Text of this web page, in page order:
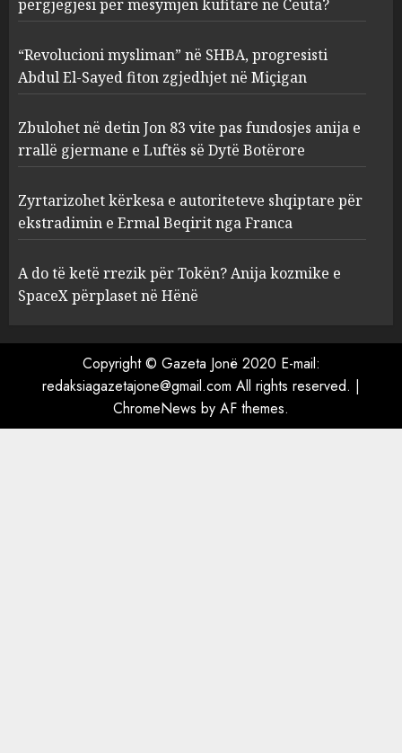
2
Miçigan
pas fundosjes anija e rrallë
gjermane e Luftës së Dytë
Botërore
Zyrtarizohet kërkesa e
autoriteteve shqiptare për
ekstradimin e Ermal Beqirit
nga Franca
A do të ketë rrezik për Tokën?
Anija kozmike e SpaceX
përplaset në Hënë
përgjegjësi për mësymjen kufitare në Ceuta?
“Revolucioni mysliman” në SHBA, progresisti
Abdul El-Sayed fiton zgjedhjet në Miçigan
Zbulohet në detin Jon 83 vite pas fundosjes anija e
rrallë gjermane e Luftës së Dytë Botërore
Zyrtarizohet kërkesa e autoriteteve shqiptare për
ekstradimin e Ermal Beqirit nga Franca
A do të ketë rrezik për Tokën? Anija kozmike e
SpaceX përplaset në Hënë
Copyright © Gazeta Jonë 2020 E-mail:
redaksiagazetajone@gmail.com All rights reserved. |
ChromeNews by AF themes.